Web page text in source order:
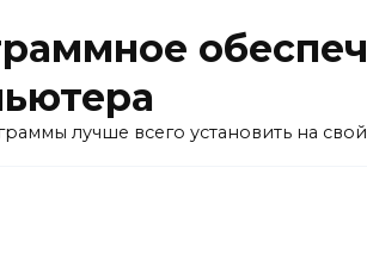
лучше всего установить на